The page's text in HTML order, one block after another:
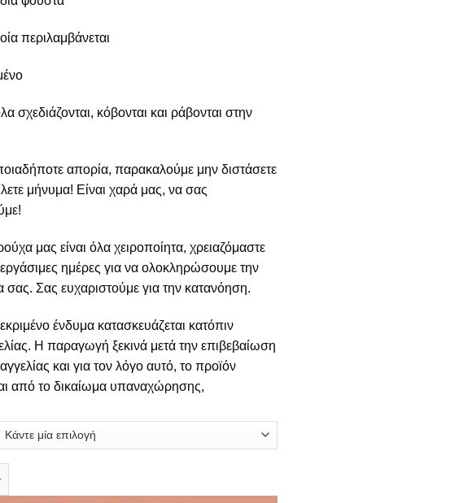
περιλαμβάνεται
σχεδιάζονται, κόβονται και ράβονται στην
απορία, παρακαλούμε μην διστάσετε
μήνυμα! Είναι χαρά μας, να σας
μας είναι όλα χειροποίητα, χρειαζόμαστε
ημέρες για να ολοκληρώσουμε την
σας. Σας ευχαριστούμε για την κατανόηση.
ένδυμα κατασκευάζεται κατόπιν
Η παραγωγή ξεκινά μετά την επιβεβαίωση
και για τον λόγο αυτό, το προϊόν
από το δικαίωμα υπαναχώρησης,
dress ποσότητα